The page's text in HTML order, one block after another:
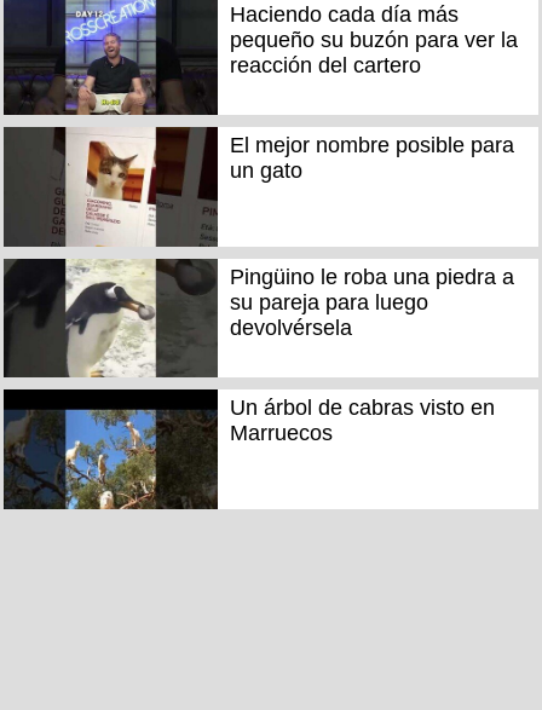
Haciendo cada día más
pequeño su buzón para ver la
reacción del cartero
El mejor nombre posible para
un gato
Pingüino le roba una piedra a
su pareja para luego
devolvérsela
Un árbol de cabras visto en
Marruecos